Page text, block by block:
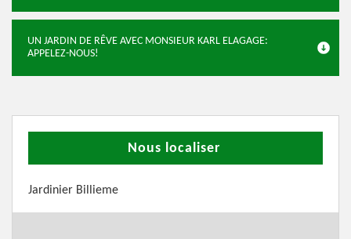
UN JARDIN DE RÊVE AVEC MONSIEUR KARL ELAGAGE:
APPELEZ-NOUS!
Nous localiser
Jardinier Billieme